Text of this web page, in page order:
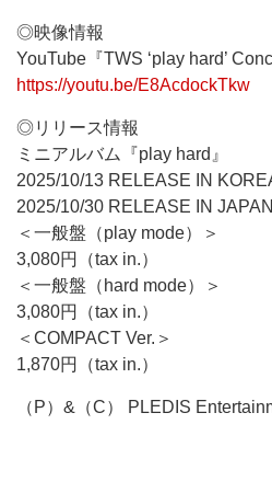
◎映像情報
YouTube『TWS ‘play hard’
https://youtu.be/E8AcdockTkw
◎リリース情報
ミニアルバム『play hard』
2025/10/13 RELEASE IN
2025/10/30 RELEASE IN JAPAN
＜一般盤（play mode）＞
3,080円（tax in.）
＜一般盤（hard mode）＞
3,080円（tax in.）
＜COMPACT Ver.＞
1,870円（tax in.）
（P）&（C） PLEDIS